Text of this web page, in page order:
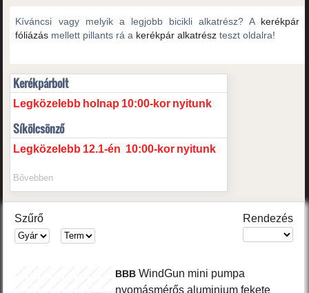
Kíváncsi vagy melyik a legjobb bicikli alkatrész? A kerékpár
fóliázás mellett pillants rá a kerékpár alkatrész teszt oldalra!
Kerékpárbolt
Legközelebb holnap 10:00-kor nyitunk
Síkölcsönző
Legközelebb 12.1-én 10:00-kor nyitunk
Bővebben
Szűrő Rendezés
BBB WindGun mini pumpa
nyomásmérős aluminium fekete